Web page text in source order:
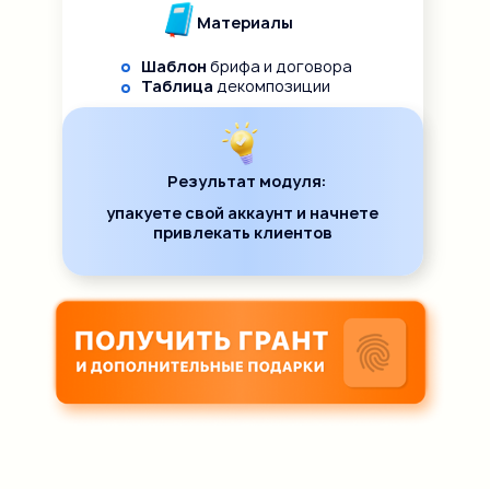
Результат модуля:
упакуете свой аккаунт и начнете
привлекать клиентов
Материалы
Шаблон брифа и договора
Таблица декомпозиции